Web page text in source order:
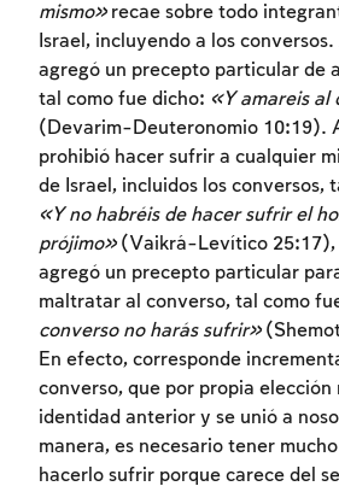
mismo»recae sobre todo
Israel, incluyendo a los
agregó un precepto particular de
tal como fue dicho: «Y amareis al
(Devarim-Deuteronomio 10:19).
prohibió hacer sufrir a cualquier
de Israel, incluidos los conversos,
«Y no habréis de hacer sufrir el
prójimo»(Vaikrá-Levítico 25:17),
agregó un precepto particular
maltratar al converso, tal como
converso no harás sufrir»
En efecto, corresponde
converso, que por propia elección
identidad anterior y se unió a
manera, es necesario tener
hacerlo sufrir porque carece del